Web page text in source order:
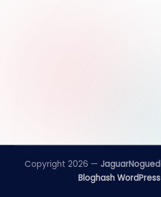
Copyright 2026 —
Bloghash